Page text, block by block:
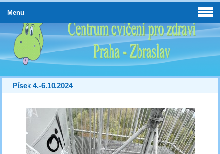
Písek 4.-6.10.2024
Menu